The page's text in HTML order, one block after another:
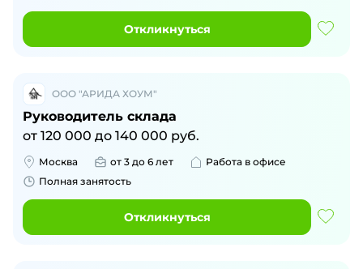
Откликнуться
ООО "АРИДА ХОУМ"
Руководитель склада
от 120 000 до 140 000 руб.
Москва от 3 до 6 лет
Работа в офисе
Полная занятость
Откликнуться